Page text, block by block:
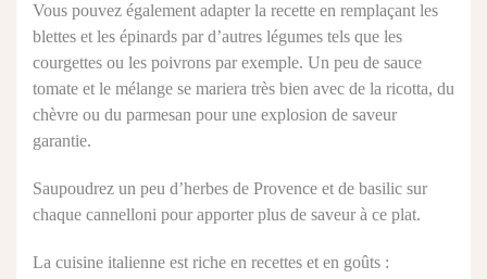
Vous pouvez également adapter la recette en remplaçant les
blettes et les épinards par d’autres légumes tels que les
courgettes ou les poivrons par exemple. Un peu de sauce
tomate et le mélange se mariera très bien avec de la ricotta, du
chèvre ou du parmesan pour une explosion de saveur
garantie.
Saupoudrez un peu d’herbes de Provence et de basilic sur
chaque cannelloni pour apporter plus de saveur à ce plat.
La cuisine italienne est riche en recettes et en goûts :